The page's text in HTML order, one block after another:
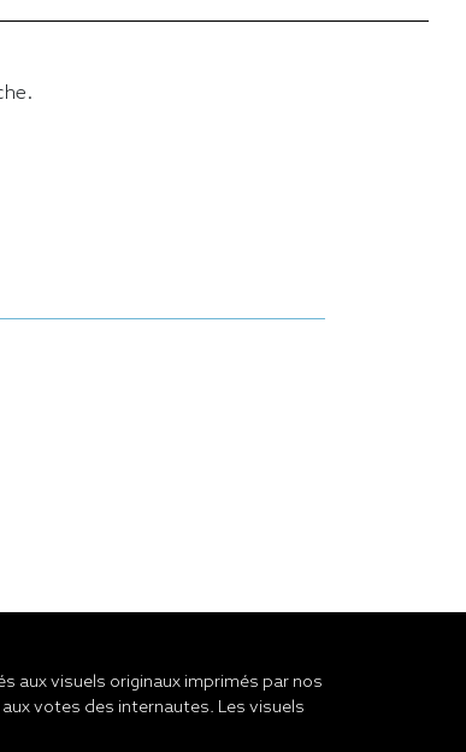
aux visuels originaux imprimés par nos
votes des internautes. Les visuels